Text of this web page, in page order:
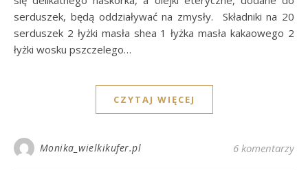
serduszek, będą oddziaływać na zmysły. Składniki na 20
serduszek 2 łyżki masła shea 1 łyżka masła kakaowego 2
łyżki wosku pszczelego…
CZYTAJ WIĘCEJ
Monika_wielkikufer.pl 6 komentarzy